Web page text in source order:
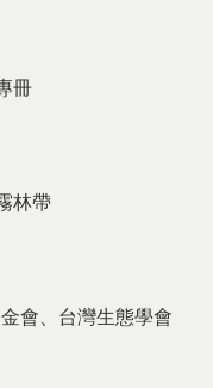
冊
林帶
會、台灣生態學會